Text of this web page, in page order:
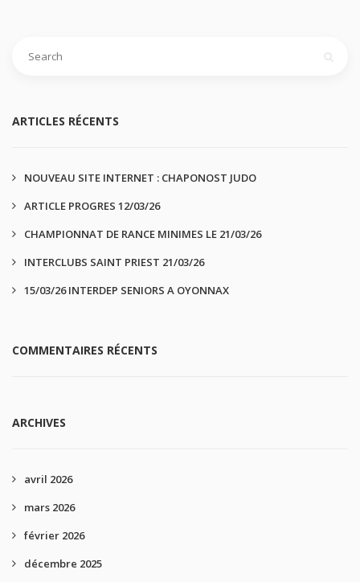
ARTICLES RÉCENTS
NOUVEAU SITE INTERNET : CHAPONOST JUDO
ARTICLE PROGRES 12/03/26
CHAMPIONNAT DE RANCE MINIMES LE 21/03/26
INTERCLUBS SAINT PRIEST 21/03/26
15/03/26 INTERDEP SENIORS A OYONNAX
COMMENTAIRES RÉCENTS
ARCHIVES
avril 2026
mars 2026
février 2026
décembre 2025